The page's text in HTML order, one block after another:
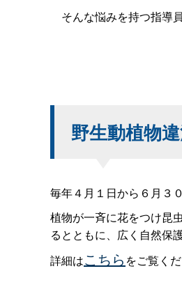
そんな悩みを持つ指導
野生動植物
毎年４月１日から６月３
植物が一斉に花をつけ昆
るとともに、広く自然保
詳細はこちら をご覧くだ